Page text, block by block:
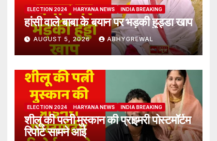
ELECTION 2024 HARYANA NEWS INDIA BREAKING
हांसी वाले बाबा के बयान पर भड़की हुड्डा खाप
AUGUST 5, 2026 ABHYGREWAL
ELECTION 2024 HARYANA NEWS INDIA BREAKING
शीलू की पत्नी मुस्कान की प्राइमरी पोस्टमॉर्टम
रिपोर्ट सामने आई